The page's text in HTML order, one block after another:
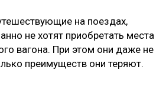
на поездах,
не хотят приобретать места
вагона. При этом они даже не
преимуществ они теряют.